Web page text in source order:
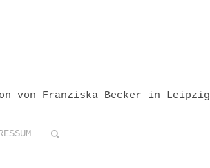
von Franziska Becker in Leipzig